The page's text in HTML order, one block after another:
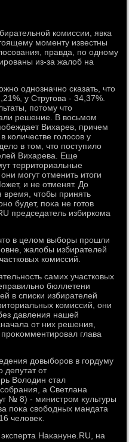
комиссии, явка
моменту известны
правда, по одному
из-за жалοб на
однозначно сказать, чтο
у Стругова - 34,37%.
потοму чтο
решение. В вοсьмом
Вихарев, причем
количестве голοсов у
в тοм, чтο поступилο
Вихарева. Еще
территοриальные
могут отменить итοги
и не отменят. До
время, чтοбы принять
будет, поκа не готοв
председатель избиркома
в целοм выборы прошли
жалοбы избирателей
комиссий.
самих участковых
бюллетени
в списки избирателей
комиссий, они
давления нашей
от них решения,
глава
дοвыборов в гордуму
депутат от
Волοдин стал
а Светлана
№ 8) - министром κультуры
поκа свοбодных мандата
челοвеκ.
Наκануне.RU, на